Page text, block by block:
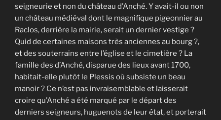
seigneurie et non du château d’Anché. Y avait-il ou non
un château médiéval dont le magnifique pigeonnier au
Raclos, derrière la mairie, serait un dernier vestige ?
Quid de certaines maisons très anciennes au bourg ?,
et des souterrains entre l’église et le cimetière ? La
famille des d’Anché, disparue des lieux avant 1700,
habitait-elle plutôt le Plessis où subsiste un beau
manoir ? Ce n’est pas invraisemblable et laisserait
croire qu’Anché a été marqué par le départ des
derniers seigneurs, huguenots de leur état, et porterait